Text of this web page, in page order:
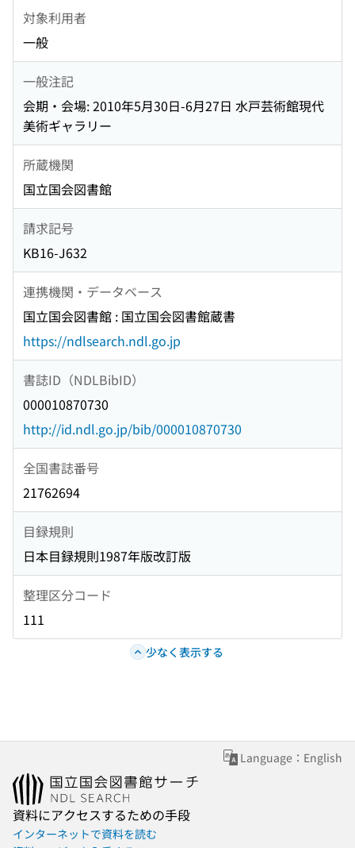
対象利用者
一般
一般注記
会期・会場: 2010年5月30日-6月27日 水戸芸術館現代
美術ギャラリー
所蔵機関
国立国会図書館
請求記号
KB16-J632
連携機関・データベース
国立国会図書館 : 国立国会図書館蔵書
https://ndlsearch.ndl.go.jp
書誌ID（NDLBibID）
000010870730
http://id.ndl.go.jp/bib/000010870730
全国書誌番号
21762694
目録規則
日本目録規則1987年版改訂版
整理区分コード
111
少なく表示する
Language：English
資料にアクセスするための手段
インターネットで資料を読む